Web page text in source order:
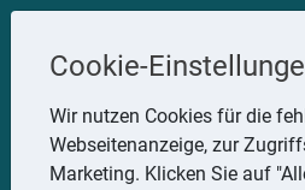
Uwe
Erlachstraße 28,
Telefon: 07082
Cookie-
Wir nutzen Cookies für die
Webseitenanzeige, zur
Marketing. Klicken Sie auf